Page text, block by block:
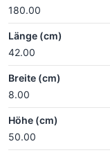
180.00
Länge (cm)
42.00
Breite (cm)
8.00
Höhe (cm)
50.00